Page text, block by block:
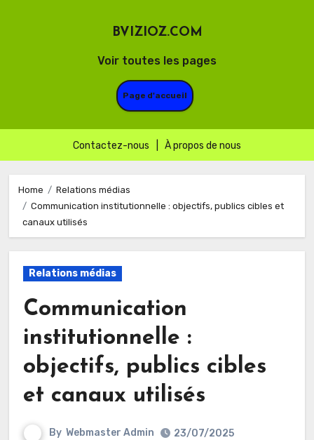
Voir toutes les pages
BVIZIOZ.COM
Page d'accueil
Contactez-nous À propos de nous
content
Home
Relations médias
Communication institutionnelle : objectifs, publics cibles et
canaux utilisés
Relations médias
Communication
institutionnelle :
objectifs, publics cibles
et canaux utilisés
By Webmaster Admin 23/07/2025